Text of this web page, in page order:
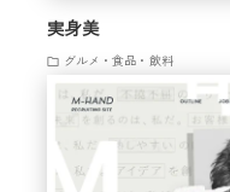
実身美
グルメ・食品・飲料